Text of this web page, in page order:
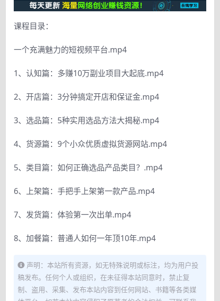
课程目录：
一个充满魅力的短视频平台.mp4
1、认知篇：多赚10万副业项目大起底.mp4
2、开店篇：3分钟搞定开店和保证金.mp4
3、选品篇：5种实用选品方法大揭秘.mp4
4、货源篇：9个小众优质虚拟货源网站.mp4
5、类目篇：如何正确选品产品类目？.mp4
6、上架篇：手把手上架第一款产品.mp4
7、发货篇：体验第一次出单.mp4
8、加餐篇：普通人如何一年顶10年.mp4
声明：本站所有资源，如无特殊说明或标注，均为用户投
稿发布。任何个人或组织，在未征得本站同意时，禁止复
制、盗用、采集、发布本站内容到任何网站、书籍等各类媒